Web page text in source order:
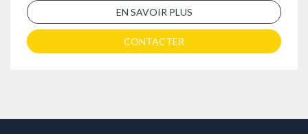
EN SAVOIR PLUS
CONTACTER